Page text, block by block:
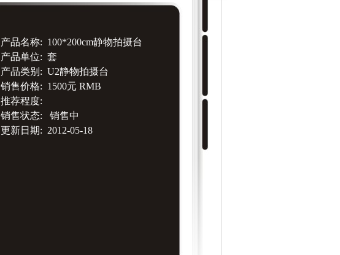
产品名称: 100*200cm静物拍摄台
产品单位: 套
产品类别: U2静物拍摄台
销售价格: 1500元 RMB
推荐程度:
销售状态: 销售中
更新日期: 2012-05-18